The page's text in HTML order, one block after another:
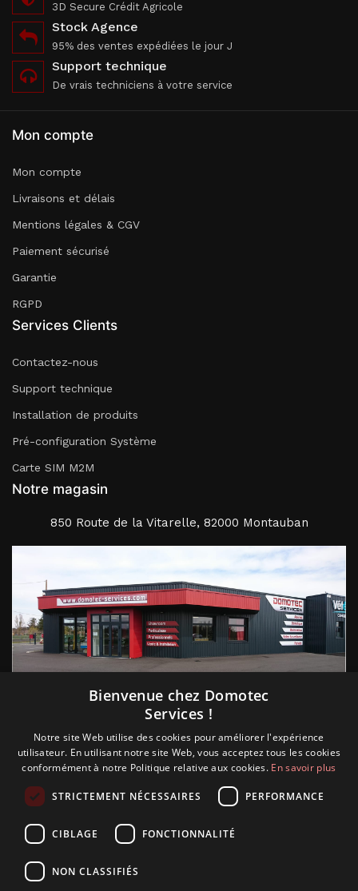
3D Secure Crédit Agricole
Stock Agence
95% des ventes expédiées le jour J
Support technique
De vrais techniciens à votre service
Mon compte
Mon compte
Livraisons et délais
Mentions légales & CGV
Paiement sécurisé
Garantie
RGPD
Services Clients
Contactez-nous
Support technique
Installation de produits
Pré-configuration Système
Carte SIM M2M
Notre magasin
850 Route de la Vitarelle, 82000 Montauban
Suivez nous
Bienvenue chez Domotec
Services !
Notre site Web utilise des cookies pour améliorer l'expérience
utilisateur. En utilisant notre site Web, vous acceptez tous les cookies
conformément à notre Politique relative aux cookies. En savoir plus
STRICTEMENT NÉCESSAIRES PERFORMANCE
CIBLAGE FONCTIONNALITÉ
NON CLASSIFIÉS